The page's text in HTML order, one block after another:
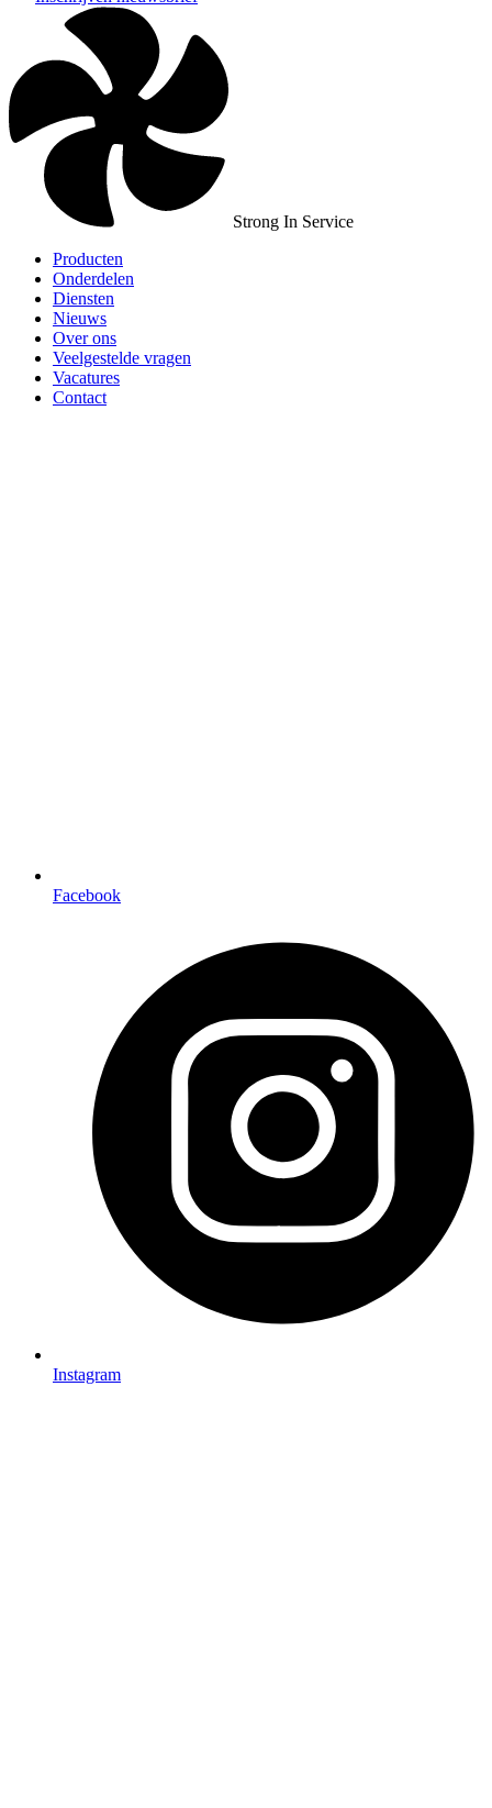
Strong In Service
Producten
Onderdelen
Diensten
Nieuws
Over ons
Veelgestelde vragen
Vacatures
Contact
Facebook
Instagram